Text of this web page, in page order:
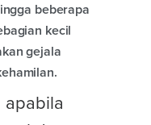
beberapa
kecil
gejala
apabila